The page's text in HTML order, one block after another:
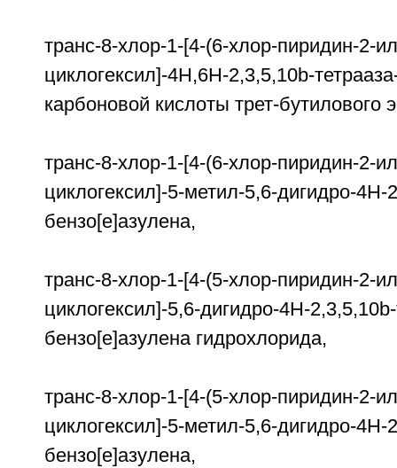
транс-8-хлор-1-[4-(6-хлор-пиридин-2-
циклогексил]-4H,6H-2,3,5,10b-
карбоновой кислоты трет-бутилового
транс-8-хлор-1-[4-(6-хлор-пиридин-2-
циклогексил]-5-метил-5,6-дигидро-4Н-
бензо[е]азулена,
транс-8-хлор-1-[4-(5-хлор-пиридин-2-
циклогексил]-5,6-дигидро-4H-
бензо[е]азулена гидрохлорида,
транс-8-хлор-1-[4-(5-хлор-пиридин-2-
циклогексил]-5-метил-5,6-дигидро-4Н-
бензо[е]азулена,